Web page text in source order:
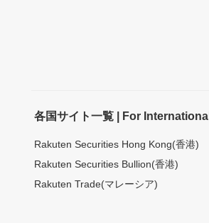
各国サイト一覧 | For International
Rakuten Securities Hong Kong(香港)
Rakuten Securities Bullion(香港)
Rakuten Trade(マレーシア)